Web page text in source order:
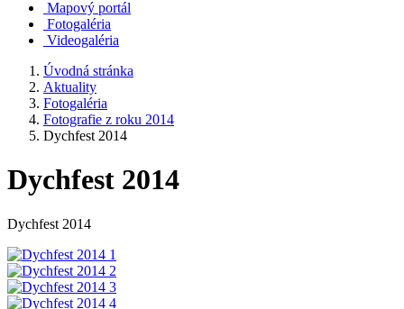
Mapový portál
Fotogaléria
Videogaléria
Úvodná stránka
Aktuality
Fotogaléria
Fotografie z roku 2014
Dychfest 2014
Dychfest 2014
Dychfest 2014